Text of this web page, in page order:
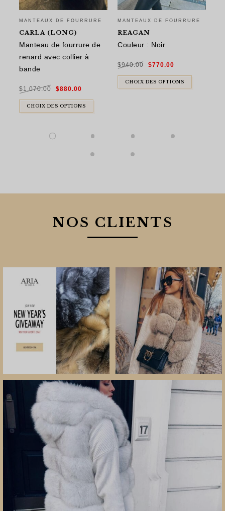
MANTEAUX DE FOURRURE
CARLA (LONG)
Manteau de fourrure de
renard avec collier à
bande
$1,070.00 prix
était :
$1,070.00.
$880.00
est :
$880.00.
CHOIX DES OPTIONS
MANTEAUX DE FOURRURE
REAGAN
Couleur : Noir
$940.00 prix
était :
$940.00.
$770.00
est :
$770.00.
CHOIX DES OPTIONS
NOS CLIENTS